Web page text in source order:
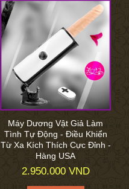
Máy Dương Vật Giả Làm
Tình Tự Động - Điều Khiển
Từ Xa Kích Thích Cực Đỉnh -
Hàng USA
2.950.000 VND